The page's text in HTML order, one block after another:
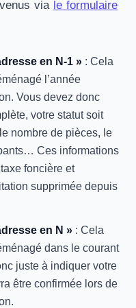
via le formulaire
en N-1 » : Cela
l’année
Vous devez donc
votre statut soit
nombre de pièces, le
Ces informations
foncière et
supprimée depuis
en N » : Cela
dans le courant
juste à indiquer votre
être confirmée lors de